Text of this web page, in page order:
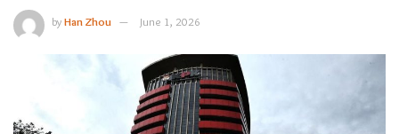
byHan Zhou June 1, 2026